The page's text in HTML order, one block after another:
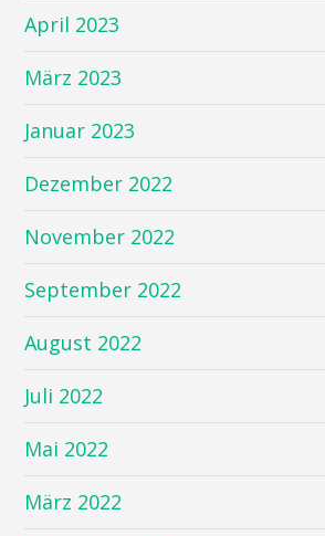
April 2023
März 2023
Januar 2023
Dezember 2022
November 2022
September 2022
August 2022
Juli 2022
Mai 2022
März 2022